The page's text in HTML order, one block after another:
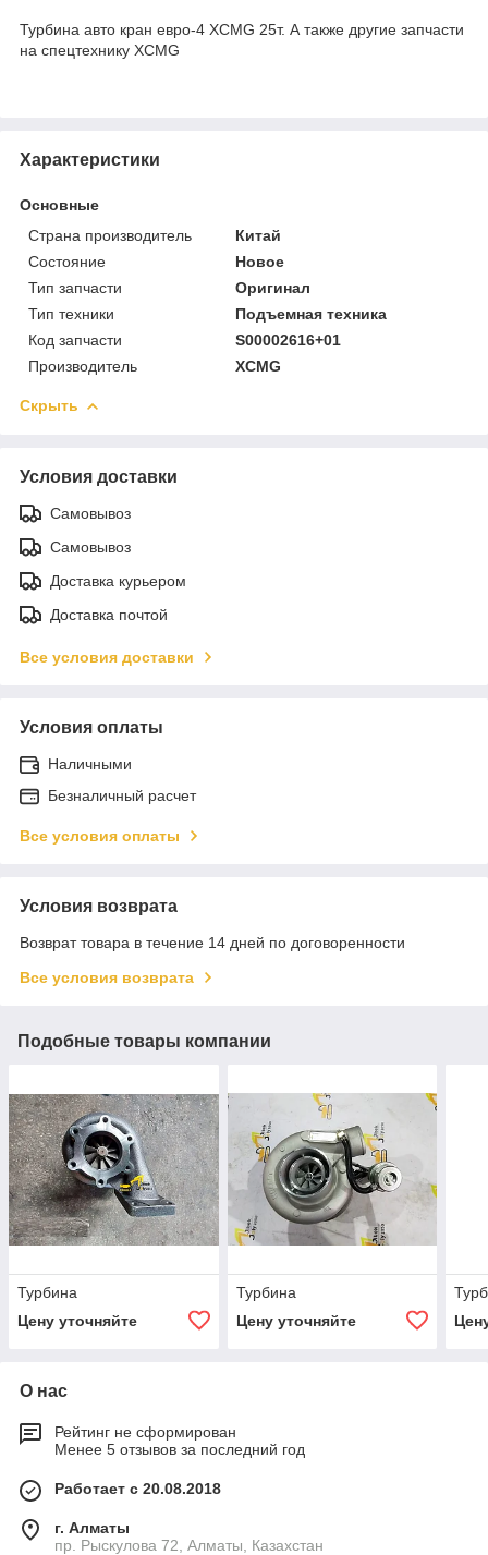
Турбина авто кран евро-4 XCMG 25т. А также другие запчасти
на спецтехнику XCMG
Характеристики
Основные
Страна производитель
Китай
Состояние
Новое
Тип запчасти
Оригинал
Тип техники
Подъемная техника
Код запчасти
S00002616+01
Производитель
XCMG
Скрыть
Условия доставки
Самовывоз
Самовывоз
Доставка курьером
Доставка почтой
Все условия доставки
Условия оплаты
Наличными
Безналичный расчет
Все условия оплаты
Условия возврата
Возврат товара в течение 14 дней по договоренности
Все условия возврата
Подобные товары компании
Турбина
Цену уточняйте
Турбина
Цену уточняйте
О нас
Рейтинг не сформирован
Менее 5 отзывов за последний год
Работает с 20.08.2018
г. Алматы
пр. Рыскулова 72, Алматы, Казахстан